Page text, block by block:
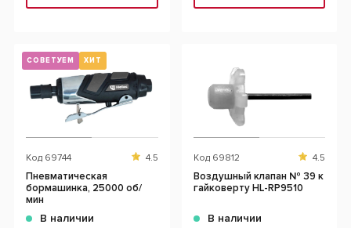
СОВЕТУЕМ ХИТ
Код 69744 4.5
Пневматическая
бормашинка, 25000 об/
мин
В наличии
Код 69812 4.5
Воздушный клапан № 39 к
гайковерту HL-RP9510
В наличии